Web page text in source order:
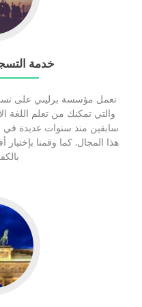
خدمة
تعمل مؤسسة برليني على
والتي تمكنك من تعلم اللغة
سابقين منذ سنوات عديدة في
هذا المجال. كما وقمنا بإختيار